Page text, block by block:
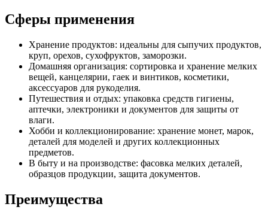
Сферы применения
Хранение продуктов: идеальны для сыпучих продуктов,
круп, орехов, сухофруктов, заморозки.
Домашняя организация: сортировка и хранение мелких
вещей, канцелярии, гаек и винтиков, косметики,
аксессуаров для рукоделия.
Путешествия и отдых: упаковка средств гигиены,
аптечки, электроники и документов для защиты от
влаги.
Хобби и коллекционирование: хранение монет, марок,
деталей для моделей и других коллекционных
предметов.
В быту и на производстве: фасовка мелких деталей,
образцов продукции, защита документов.
Преимущества